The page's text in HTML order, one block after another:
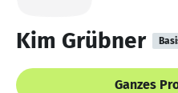
Kim Grübner
Ganzes